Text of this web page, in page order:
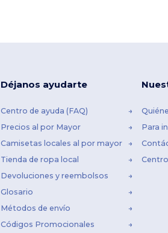
Déjanos ayudarte
Centro de ayuda (FAQ)
Precios al por Mayor
Camisetas locales al por mayor
Tienda de ropa local
Devoluciones y reembolsos
Glosario
Métodos de envío
Códigos Promocionales
Para